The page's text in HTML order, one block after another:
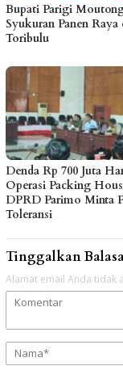
Bupati Parigi
Syukuran Panen Raya
Toribulu
Denda Rp 700 Juta
Operasi Packing
DPRD Parimo Minta
Toleransi
Tinggalkan
Alamat email Anda tidak